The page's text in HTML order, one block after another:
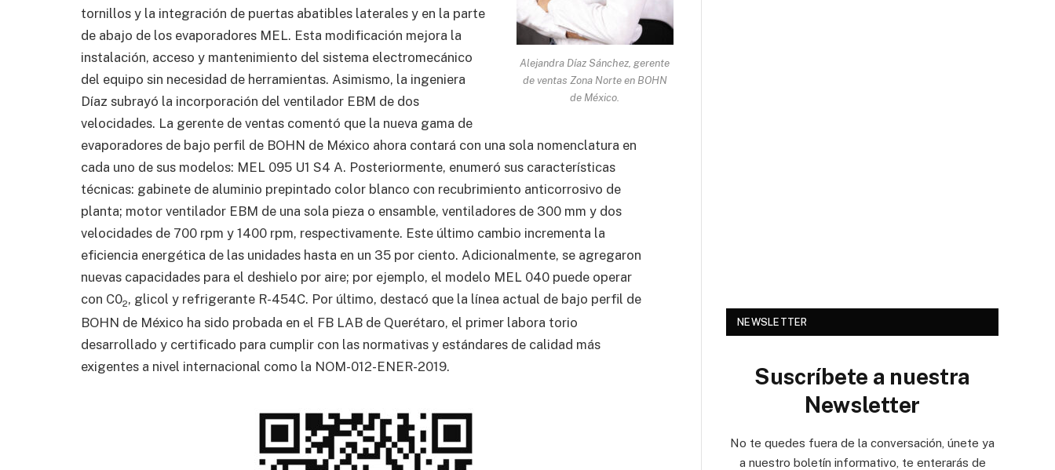
Alejandra Díaz Sánchez, gerente
de ventas Zona Norte en BOHN
de México.
tornillos y la integración de puertas abatibles laterales y en la parte
de abajo de los evaporadores MEL. Esta modificación mejora la
instalación, acceso y mantenimiento del sistema electromecánico
del equipo sin necesidad de herramientas. Asimismo, la ingeniera
Díaz subrayó la incorporación del ventilador EBM de dos
velocidades. La gerente de ventas comentó que la nueva gama de
evaporadores de bajo perfil de BOHN de México ahora contará con una sola nomenclatura en
cada uno de sus modelos: MEL 095 U1 S4 A. Posteriormente, enumeró sus características
técnicas: gabinete de aluminio prepintado color blanco con recubrimiento anticorrosivo de
planta; motor ventilador EBM de una sola pieza o ensamble, ventiladores de 300 mm y dos
velocidades de 700 rpm y 1400 rpm, respectivamente. Este último cambio incrementa la
eficiencia energética de las unidades hasta en un 35 por ciento. Adicionalmente, se agregaron
nuevas capacidades para el deshielo por aire; por ejemplo, el modelo MEL 040 puede operar
con C02, glicol y refrigerante R-454C. Por último, destacó que la línea actual de bajo perfil de
BOHN de México ha sido probada en el FB LAB de Querétaro, el primer labora torio
desarrollado y certificado para cumplir con las normativas y estándares de calidad más
exigentes a nivel internacional como la NOM-012-ENER-2019.
NEWSLETTER
Suscríbete a nuestra
Newsletter
No te quedes fuera de la conversación, únete ya
a nuestro boletín informativo, te enterarás de